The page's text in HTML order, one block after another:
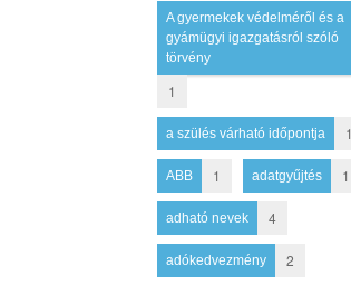
A gyermekek védelméről és a
gyámügyi igazgatásról szóló
törvény
1
a szülés várható időpontja 1
ABB 1 adatgyűjtés 1
adható nevek 4
adókedvezmény 2